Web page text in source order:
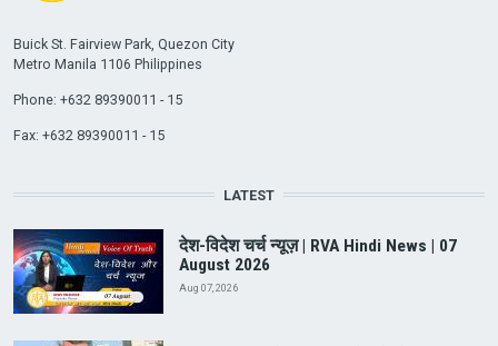
Buick St. Fairview Park, Quezon City
Metro Manila 1106 Philippines
Phone: +632 89390011 - 15
Fax: +632 89390011 - 15
LATEST
देश-विदेश चर्च न्यूज़ | RVA Hindi News | 07
August 2026
Aug 07, 2026